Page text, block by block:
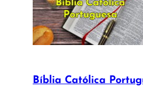
Bíblia Católica